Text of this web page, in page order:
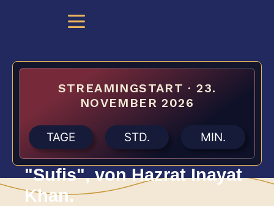
STREAMINGSTART · 23.
NOVEMBER 2026
TAGE STD. MIN.
"Sufis", von Hazrat Inayat
Khan.